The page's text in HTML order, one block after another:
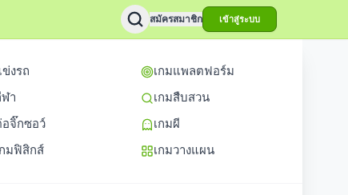
สมัครสมาชิก เข้าสู่ระบบ
งรถ
า
จิ๊กซอว์
มฟิสิกส์
เกมแพลตฟอร์ม
เกมสืบสวน
เกมผี
เกมวางแผน